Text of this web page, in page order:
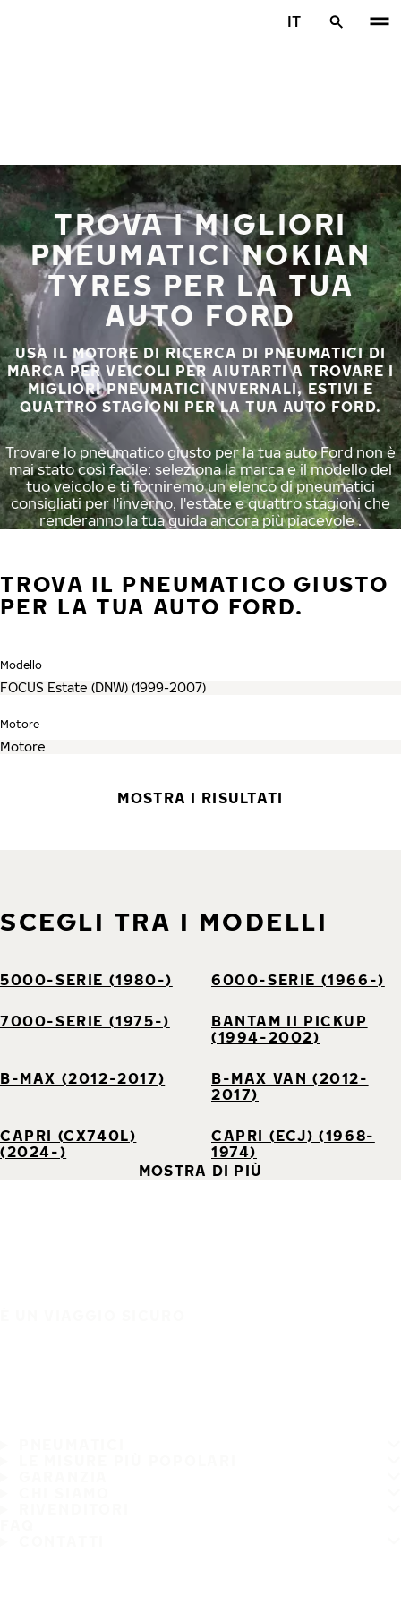
IT
TROVA I MIGLIORI
PNEUMATICI NOKIAN
TYRES PER LA TUA
AUTO FORD
USA IL MOTORE DI RICERCA DI PNEUMATICI DI
MARCA PER VEICOLI PER AIUTARTI A TROVARE I
MIGLIORI PNEUMATICI INVERNALI, ESTIVI E
QUATTRO STAGIONI PER LA TUA AUTO FORD.
Trovare lo pneumatico giusto per la tua auto Ford non è
mai stato così facile: seleziona la marca e il modello del
tuo veicolo e ti forniremo un elenco di pneumatici
consigliati per l'inverno, l'estate e quattro stagioni che
renderanno la tua guida ancora più piacevole .
TROVA IL PNEUMATICO GIUSTO
PER LA TUA AUTO FORD.
Modello
Motore
MOSTRA I RISULTATI
SCEGLI TRA I MODELLI
5000-SERIE (1980-) 6000-SERIE (1966-)
7000-SERIE (1975-)
BANTAM II PICKUP
(1994-2002)
B-MAX (2012-2017)
B-MAX VAN (2012-
2017)
CAPRI (CX740L)
(2024-)
CAPRI (ECJ) (1968-
1974)
MOSTRA DI PIÙ